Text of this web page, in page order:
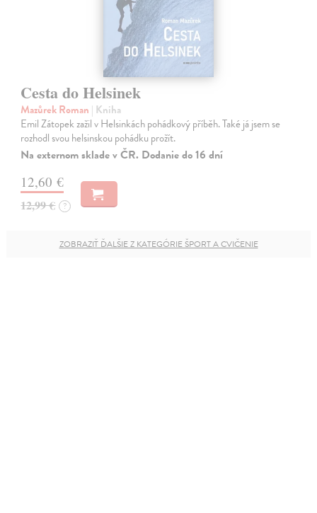
Cesta do Helsinek
Mazůrek Roman | Kniha
Emil Zátopek zažil v Helsinkách pohádkový příběh. Také já jsem se
rozhodl svou helsinskou pohádku prožít.
Na externom sklade v ČR. Dodanie do 16 dní
12,60 €
12,99 € ?
ZOBRAZIŤ ĎALŠIE Z KATEGÓRIE ŠPORT A CVIČENIE